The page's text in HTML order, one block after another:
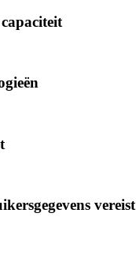
vereist